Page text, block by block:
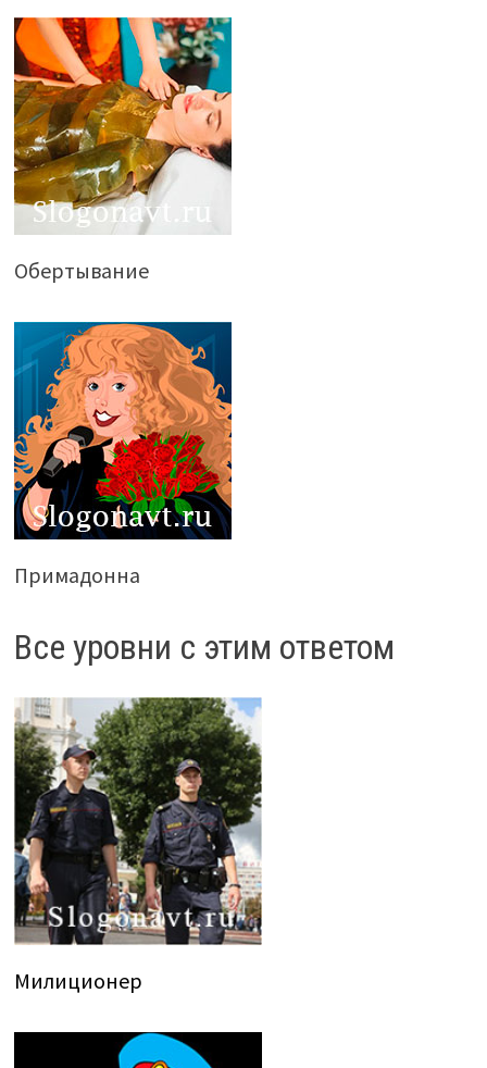
Обертывание
Примадонна
Все уровни с этим ответом
Милиционер